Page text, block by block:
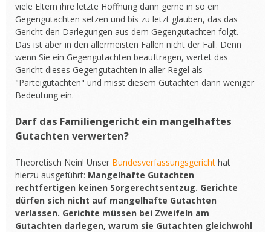
viele Eltern ihre letzte Hoffnung dann gerne in so ein
Gegengutachten setzen und bis zu letzt glauben, das das
Gericht den Darlegungen aus dem Gegengutachten folgt.
Das ist aber in den allermeisten Fällen nicht der Fall. Denn
wenn Sie ein Gegengutachten beauftragen, wertet das
Gericht dieses Gegengutachten in aller Regel als
"Parteigutachten" und misst diesem Gutachten dann weniger
Bedeutung ein.
Darf das Familiengericht ein mangelhaftes
Gutachten verwerten?
Theoretisch Nein! Unser Bundesverfassungsgericht hat
hierzu ausgeführt: Mangelhafte Gutachten
rechtfertigen keinen Sorgerechtsentzug. Gerichte
dürfen sich nicht auf mangelhafte Gutachten
verlassen. Gerichte müssen bei Zweifeln am
Gutachten darlegen, warum sie Gutachten gleichwohl